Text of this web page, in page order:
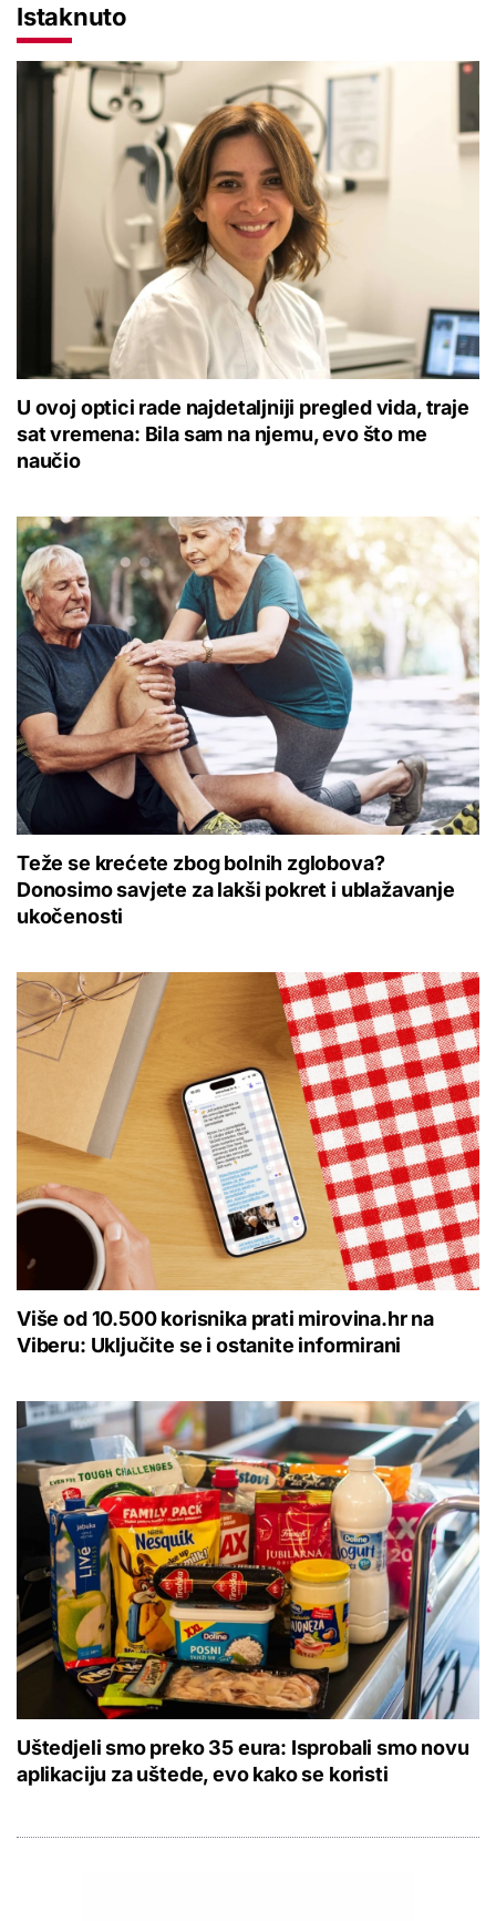
Istaknuto
U ovoj optici rade najdetaljniji pregled vida, traje
sat vremena: Bila sam na njemu, evo što me
naučio
Teže se krećete zbog bolnih zglobova?
Donosimo savjete za lakši pokret i ublažavanje
ukočenosti
Više od 10.500 korisnika prati mirovina.hr na
Viberu: Uključite se i ostanite informirani
Uštedjeli smo preko 35 eura: Isprobali smo novu
aplikaciju za uštede, evo kako se koristi